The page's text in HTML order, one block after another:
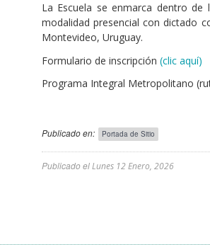
La Escuela se enmarca dentro de
modalidad presencial con dictado
Montevideo, Uruguay.
Formulario de inscripción (clic aquí)
Programa Integral Metropolitano
Publicado en: Portada de Sitio
Publicado elLunes 12 Enero, 2026